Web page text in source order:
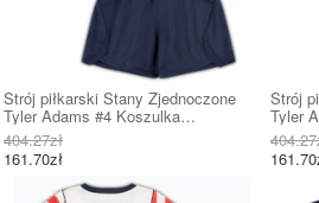
Strój piłkarski Stany Zjednoczone
Tyler Adams #4 Koszulka
Podstawowej dziecięce MŚ 2026
Krótki Rękaw (+ Krótkie spodenki)
404.27zł
161.70zł
Strój
Tyler
Krótki